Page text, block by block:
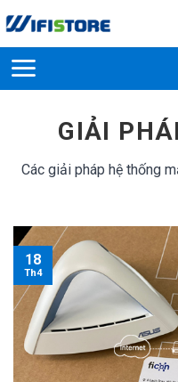
to
GIẢI
Các giải pháp hệ thống
18
Th4